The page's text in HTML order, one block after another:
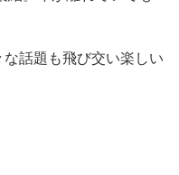
話題も飛び交い楽しい